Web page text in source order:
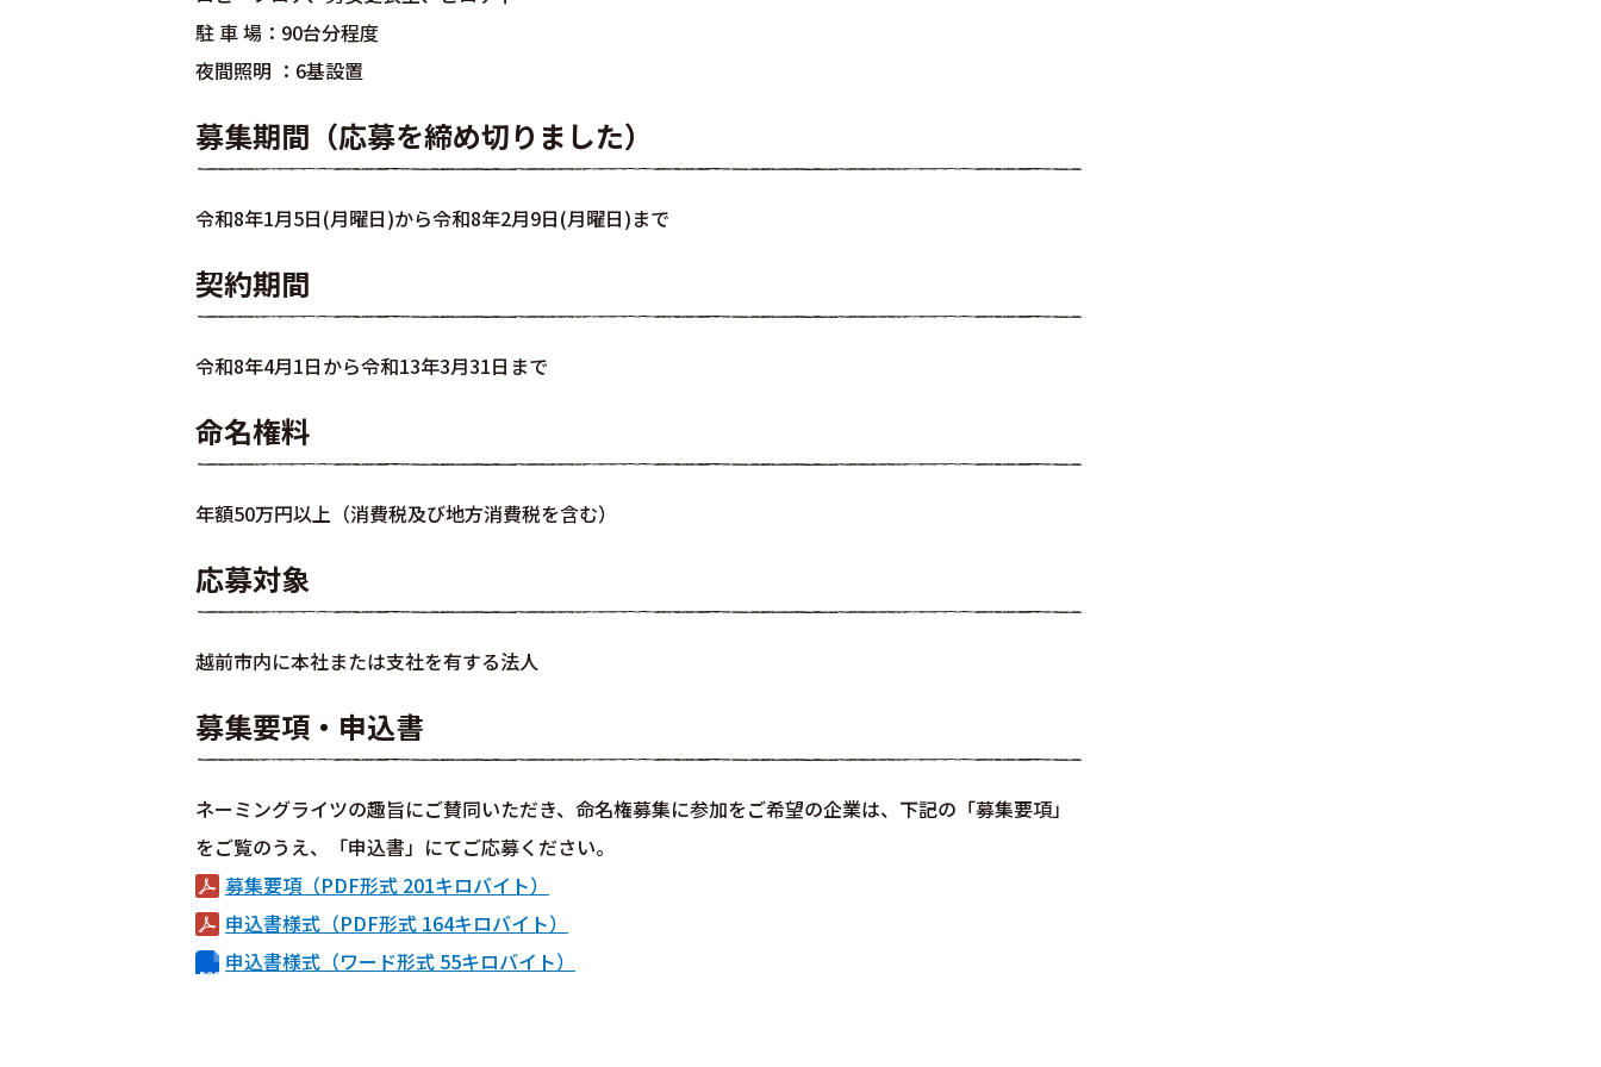
駐 車 場：90台分程度
夜間照明 ：6基設置
募集期間（応募を締め切りました）
令和8年1月5日(月曜日)から令和8年2月9日(月曜日)まで
契約期間
令和8年4月1日から令和13年3月31日まで
命名権料
年額50万円以上（消費税及び地方消費税を含む）
応募対象
越前市内に本社または支社を有する法人
募集要項・申込書
ネーミングライツの趣旨にご賛同いただき、命名権募集に参加をご希望の企業は、下記の「募集要項」
をご覧のうえ、「申込書」にてご応募ください。
募集要項（PDF形式 201キロバイト）
申込書様式（PDF形式 164キロバイト）
申込書様式（ワード形式 55キロバイト）